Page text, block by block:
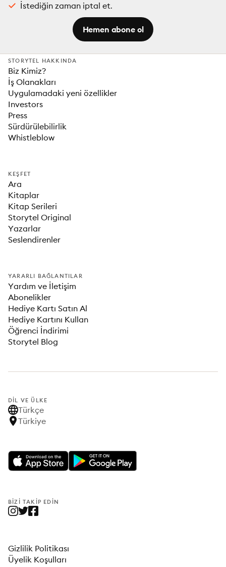
İstediğin zaman iptal et.
Hemen abone ol
STORYTEL HAKKINDA
Biz Kimiz?
İş Olanakları
Uygulamadaki yeni özellikler
Investors
Press
Sürdürülebilirlik
Whistleblow
KEŞFET
Ara
Kitaplar
Kitap Serileri
Storytel Original
Yazarlar
Seslendirenler
YARARLI BAĞLANTILAR
Yardım ve İletişim
Abonelikler
Hediye Kartı Satın Al
Hediye Kartını Kullan
Öğrenci İndirimi
Storytel Blog
DIL VE ÜLKE
Türkçe
Türkiye
BIZI TAKIP EDIN
Gizlilik Politikası
Üyelik Koşulları